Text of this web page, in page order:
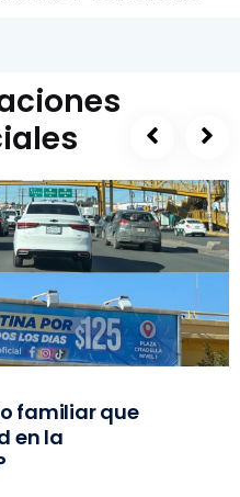
familiar que
en la